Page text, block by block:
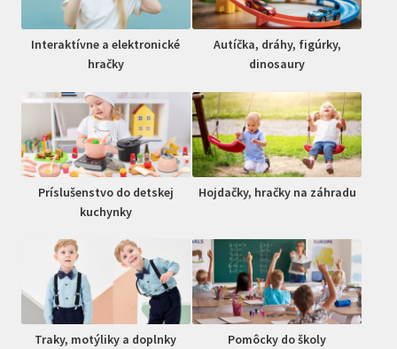
Interaktívne a elektronické
hračky
Autíčka, dráhy, figúrky,
dinosaury
Príslušenstvo do detskej
kuchynky
Hojdačky, hračky na záhradu
Traky, motýliky a doplnky Pomôcky do školy